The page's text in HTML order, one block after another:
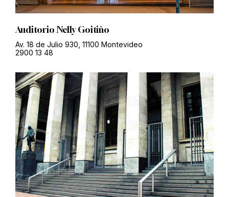
Auditorio Nelly Goitiño
Av. 18 de Julio 930, 11100 Montevideo
2900 13 48